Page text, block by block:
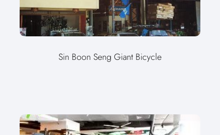
Sin Boon Seng Giant Bicycle